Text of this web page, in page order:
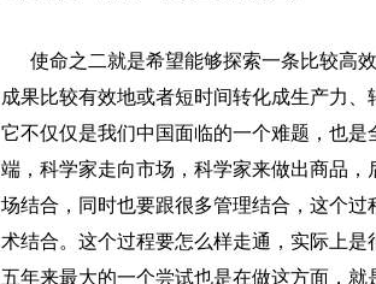
使命之二就是希望能够探索一条比较高
成果比较有效地或者短时间转化成生产力、
它不仅仅是我们中国面临的一个难题，也
端，科学家走向市场，科学家来做出商品
场结合，同时也要跟很多管理结合，这个
术结合。这个过程要怎么样走通，实际上
五年来最大的一个尝试也是在做这方面，就